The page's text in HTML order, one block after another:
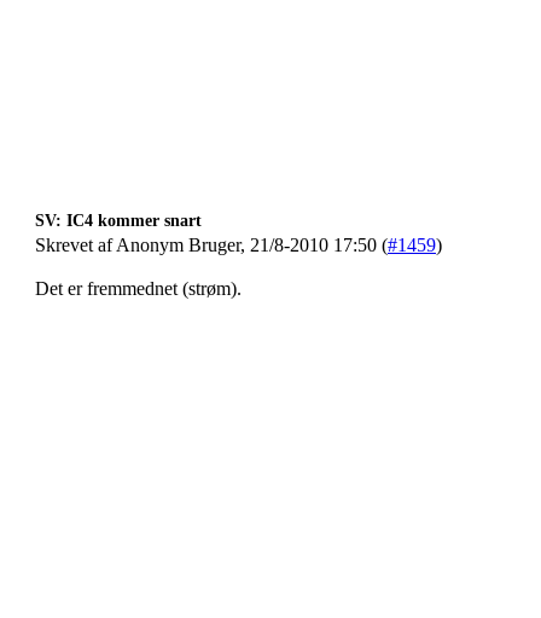
SV: IC4 kommer snart
Skrevet af Anonym Bruger, 21/8-2010 17:50 (#1459)
Det er fremmednet (strøm).